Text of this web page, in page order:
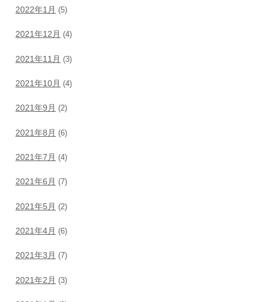
2022年1月 (5)
2021年12月 (4)
2021年11月 (3)
2021年10月 (4)
2021年9月 (2)
2021年8月 (6)
2021年7月 (4)
2021年6月 (7)
2021年5月 (2)
2021年4月 (6)
2021年3月 (7)
2021年2月 (3)